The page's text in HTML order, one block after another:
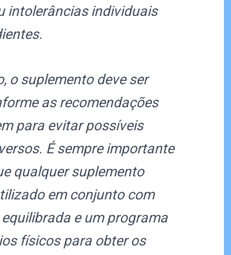
intolerâncias individuais
o suplemento deve ser
as recomendações
para evitar possíveis
É sempre importante
qualquer suplemento
em conjunto com
e um programa
físicos para obter os